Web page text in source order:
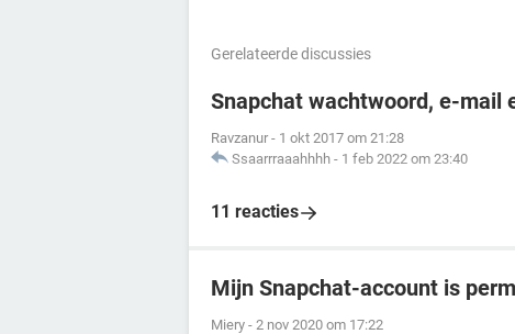
Gerelateerde discussies
Snapchat wachtwoord, e-mail
Ravzanur - 1 okt 2017 om 21:28
Ssaarrraaahhhh - 1 feb 2022 om 23:40
11 reacties
Mijn Snapchat-account is
Miery - 2 nov 2020 om 17:22